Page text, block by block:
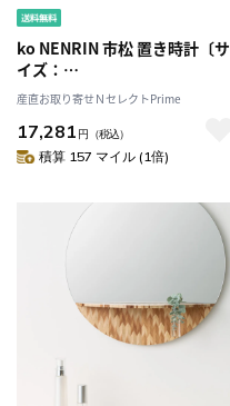
ko NENRIN 市松 置き時計〔サ
イズ：
W124×H124×D38mm、単三
電池1本〕［北海道・離島 配送
不可］
産直お取り寄せＮセレクトPrime
17,281 円 （税込）
積算 157 マイル (1倍)